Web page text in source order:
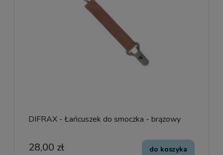
DIFRAX - Łańcuszek do smoczka - brązowy
28,00 zł do koszyka